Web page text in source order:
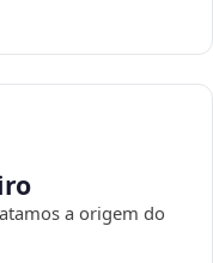
a origem do